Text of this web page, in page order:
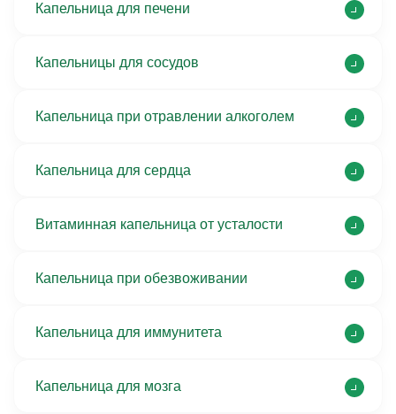
Капельница для печени
Капельницы для сосудов
Капельница при отравлении алкоголем
Капельница для сердца
Витаминная капельница от усталости
Капельница при обезвоживании
Капельница для иммунитета
Капельница для мозга